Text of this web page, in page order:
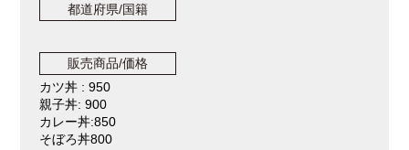
都道府県/国籍
販売商品/価格
カツ丼 : 950
親子丼: 900
カレー丼:850
そぼろ丼800